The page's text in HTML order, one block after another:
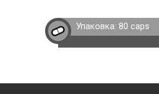
Упаковка: 80 caps